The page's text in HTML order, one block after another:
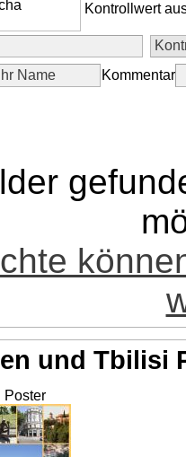
Kontrollwert
Kommentar
und Tbilisi
Poster